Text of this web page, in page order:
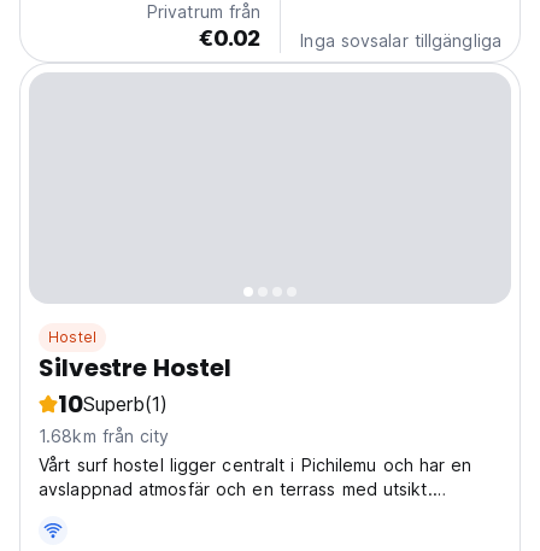
Privatrum från
€0.02 Inga sovsalar tillgängliga
Hostel
Silvestre Hostel
10Superb(1)
1.68km från city
Vårt surf hostel ligger centralt i Pichilemu och har en
avslappnad atmosfär och en terrass med utsikt.
fantastisk plats att njuta av staden. (Auto-translated